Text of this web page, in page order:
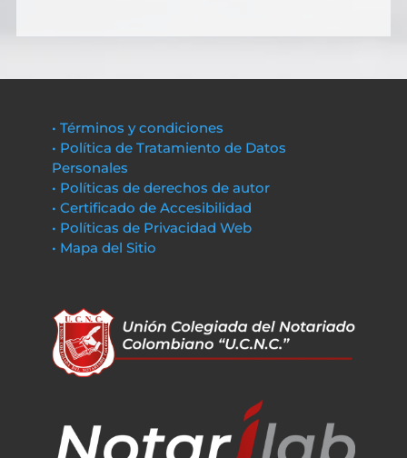
• Términos y condiciones
• Política de Tratamiento de Datos
Personales
• Políticas de derechos de autor
• Certificado de Accesibilidad
• Políticas de Privacidad Web
• Mapa del Sitio